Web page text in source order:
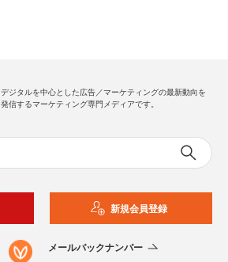
デジタルを中心とした広告／マーケティングの最新動向を
発信するマーケティング専門メディアです。
新規会員登録
メールバックナンバー